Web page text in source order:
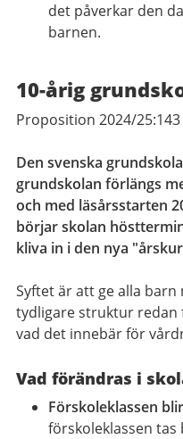
det påverkar den
barnen.
10-årig
Proposition 2024/25:143
Den svenska
grundskolan förlängs
och med läsårsstarten
börjar skolan
kliva in i den nya
Syftet är att ge alla
tydligare struktur redan
vad det innebär för
Vad förändras i
Förskoleklassen
förskoleklassen